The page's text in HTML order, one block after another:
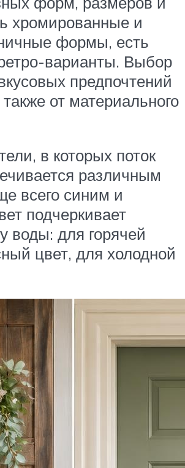
хромированные и
формы, есть
варианты. Выбор
предпочтений
от материального
в которых поток
различным
всего синим и
подчеркивает
воды: для горячей
цвет, для холодной